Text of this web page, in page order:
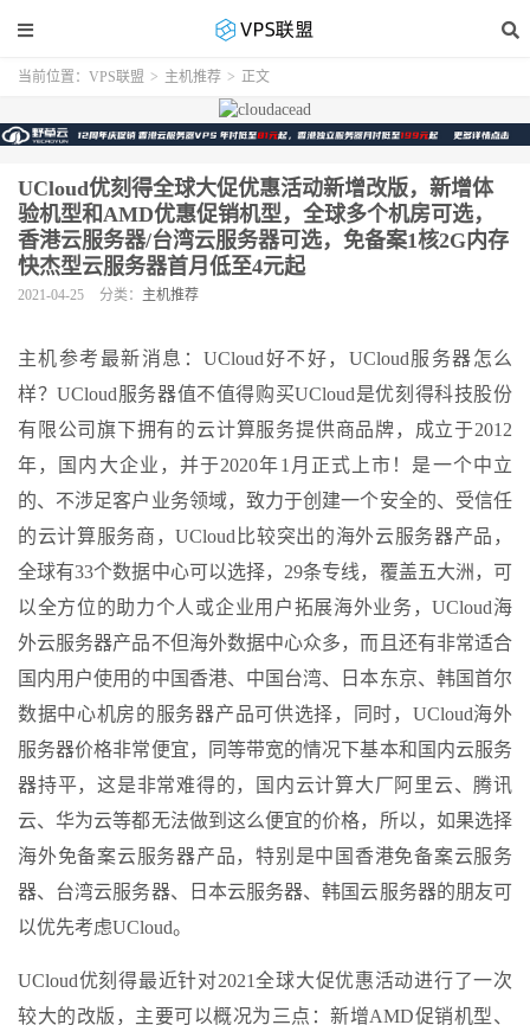
当前位置： VPS联盟 > 主机推荐 > 正文
UCloud优刻得全球大促优惠活动新增改版，新增体
验机型和AMD优惠促销机型，全球多个机房可选，
香港云服务器/台湾云服务器可选，免备案1核2G内存
快杰型云服务器首月低至4元起
2021-04-25 分类： 主机推荐
主机参考最新消息：UCloud好不好，UCloud服务器怎么
样？UCloud服务器值不值得购买UCloud是优刻得科技股份
有限公司旗下拥有的云计算服务提供商品牌，成立于2012
年，国内大企业，并于2020年1月正式上市！是一个中立
的、不涉足客户业务领域，致力于创建一个安全的、受信任
的云计算服务商，UCloud比较突出的海外云服务器产品，
全球有33个数据中心可以选择，29条专线，覆盖五大洲，可
以全方位的助力个人或企业用户拓展海外业务，UCloud海
外云服务器产品不但海外数据中心众多，而且还有非常适合
国内用户使用的中国香港、中国台湾、日本东京、韩国首尔
数据中心机房的服务器产品可供选择，同时，UCloud海外
服务器价格非常便宜，同等带宽的情况下基本和国内云服务
器持平，这是非常难得的，国内云计算大厂阿里云、腾讯
云、华为云等都无法做到这么便宜的价格，所以，如果选择
海外免备案云服务器产品，特别是中国香港免备案云服务
器、台湾云服务器、日本云服务器、韩国云服务器的朋友可
以优先考虑UCloud。
UCloud优刻得最近针对2021全球大促优惠活动进行了一次
较大的改版，主要可以概况为三点：新增AMD促销机型、